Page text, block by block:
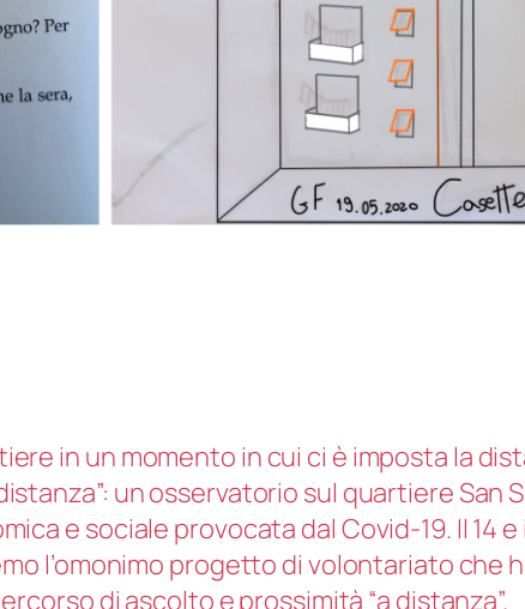
in un momento in cui ci è imposta la
un osservatorio sul quartiere San
e sociale provocata dal Covid-19. Il 14
l’omonimo progetto di volontariato che
di ascolto e prossimità “a distanza”.